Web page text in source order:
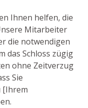
Ihnen helfen, die
Mitarbeiter
die notwendigen
das Schloss zügig
ohne Zeitverzug
Sie
[Ihrem